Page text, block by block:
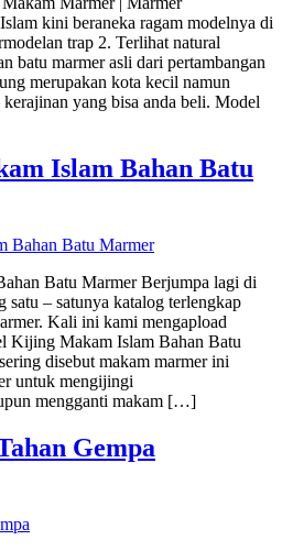
kini beraneka ragam modelnya di
trap 2. Terlihat natural
batu marmer asli dari pertambangan
merupakan kota kecil namun
yang bisa anda beli. Model
Islam Bahan Batu
Batu Marmer Berjumpa lagi di
satu – satunya katalog terlengkap
Kali ini kami mengapload
Kijing Makam Islam Bahan Batu
disebut makam marmer ini
untuk mengijingi
mengganti makam […]
Gempa